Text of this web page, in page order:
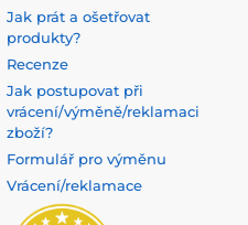
Jak prát a ošetřovat
produkty?
Recenze
Jak postupovat při
vrácení/výměně/reklamaci
zboží?
Formulář pro výměnu
Vrácení/reklamace